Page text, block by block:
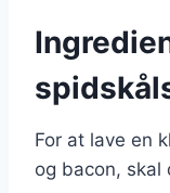
For at lave en
og bacon, skal